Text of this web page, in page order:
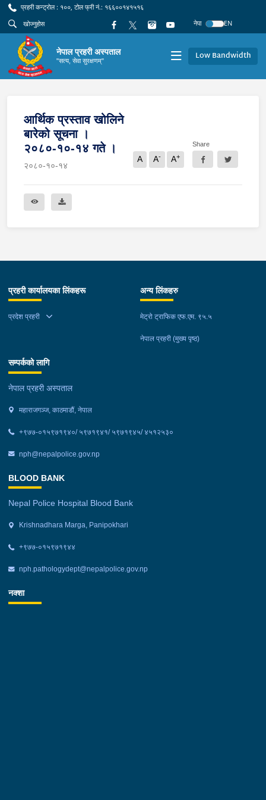
प्रहरी कन्ट्रोल : १००, टोल फ्री नं.: १६६००१४१५१६
नेपा
EN
नेपाल प्रहरी अस्पताल
"सत्य, सेवा सुरक्षणम्" Low Bandwidth
आर्थिक प्रस्ताव खोलिने
बारेको सूचना ।
२०८०-१०-१४ गते ।
२०८०-१०-१४
A A- A+
Share
प्रहरी कार्यालयका लिंकहरू
प्रदेश प्रहरी
अन्य लिंकहरु
मेट्रो ट्राफिक एफ.एम. ९५.५
नेपाल प्रहरी (मुख्य पृष्ठ)
सम्पर्कको लागि
नेपाल प्रहरी अस्पताल
महाराजगञ्ज, काठमाडौं, नेपाल
+९७७-०१५९७१९४०/ ५९७१९४१/ ५९७१९४५/ ४५१२५३०
nph@nepalpolice.gov.np
BLOOD BANK
Nepal Police Hospital Blood Bank
Krishnadhara Marga, Panipokhari
+‌९७७-०१५९७१९४४
nph.pathologydept@nepalpolice.gov.np
नक्शा